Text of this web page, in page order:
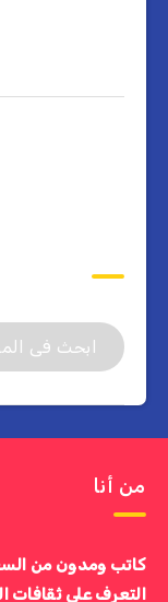
من أنا
كاتب ومدون من
التعرف على ثقافات